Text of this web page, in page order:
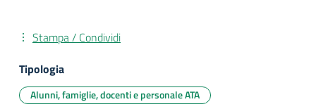
Stampa / Condividi
Tipologia
Alunni, famiglie, docenti e personale ATA